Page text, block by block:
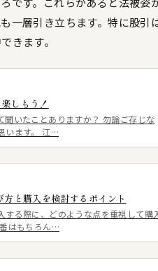
一層引き立ちます。特に股引
きます。
しもう！
聞いたことありますか？ 勿論ご存じな
います。 江…
方と購入を検討するポイント
する際に、どのような点を重視して購
はもちろん…